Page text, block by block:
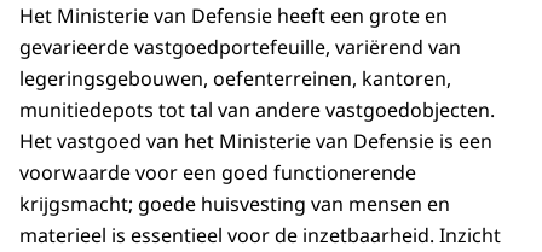
Het Ministerie van Defensie heeft een grote en
gevarieerde vastgoedportefeuille, variërend van
legeringsgebouwen, oefenterreinen, kantoren,
munitiedepots tot tal van andere vastgoedobjecten.
Het vastgoed van het Ministerie van Defensie is een
voorwaarde voor een goed functionerende
krijgsmacht; goede huisvesting van mensen en
materieel is essentieel voor de inzetbaarheid. Inzicht